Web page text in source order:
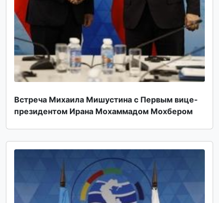
Встреча Михаила Мишустина с Первым вице-
президентом Ирана Мохаммадом Мохбером